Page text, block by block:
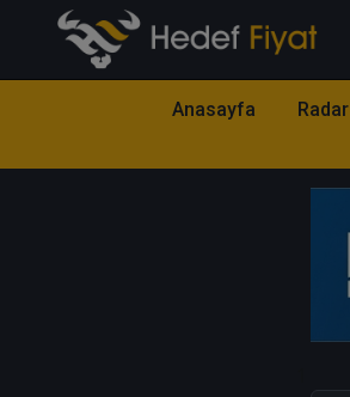
Anasayfa Radar